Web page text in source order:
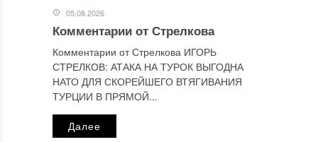
персональных данных.
05.08.2026
Комментарии от Стрелкова
Комментарии от Стрелкова ИГОРЬ
СТРЕЛКОВ: АТАКА НА ТУРОК ВЫГОДНА
НАТО ДЛЯ СКОРЕЙШЕГО ВТЯГИВАНИЯ
ТУРЦИИ В ПРЯМОЙ...
Далее